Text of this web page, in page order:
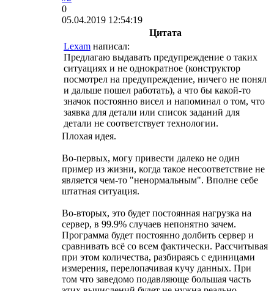
0
05.04.2019 12:54:19
Цитата
Lexam написал:
Предлагаю выдавать предупреждение о таких
ситуациях и не однократное (конструктор
посмотрел на предупреждение, ничего не понял
и дальше пошел работать), а что бы какой-то
значок постоянно висел и напоминал о том, что
заявка для детали или список заданий для
детали не соответствует технологии.
Плохая идея.
Во-первых, могу привести далеко не один
пример из жизни, когда такое несоответствие не
является чем-то "ненормальным". Вполне себе
штатная ситуация.
Во-вторых, это будет постоянная нагрузка на
сервер, в 99.9% случаев непонятно зачем.
Программа будет постоянно долбить сервер и
сравнивать всё со всем фактически. Рассчитывая
при этом количества, разбираясь с единицами
измерения, перелопачивая кучу данных. При
том что заведомо подавляюще большая часть